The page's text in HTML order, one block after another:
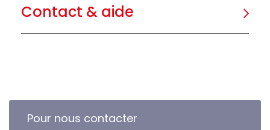
Contact & aide
Pour nous contacter